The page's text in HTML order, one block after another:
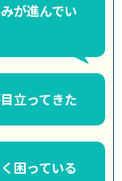
が進んでい
立ってきた
困っている